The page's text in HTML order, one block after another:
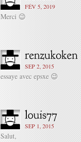
FÉV 5, 2019
Merci 😉
SEP 2, 2015
essaye avec epsxe 😉
SEP 1, 2015
Salut,